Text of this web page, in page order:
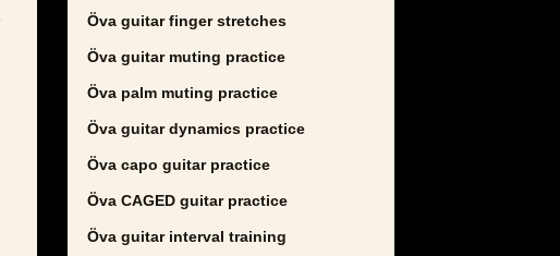
Öva guitar finger stretches
Öva guitar muting practice
Öva palm muting practice
Öva guitar dynamics practice
Öva capo guitar practice
Öva CAGED guitar practice
Öva guitar interval training